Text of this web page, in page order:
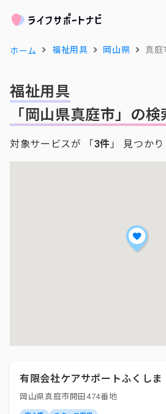
ホーム 福祉用具 岡山県 真庭
福祉用具
「岡山県真庭市」の
対象サービスが 「3件 」 見つかり
有限会社ケアサポートふくしま
岡山県真庭市開田474番地